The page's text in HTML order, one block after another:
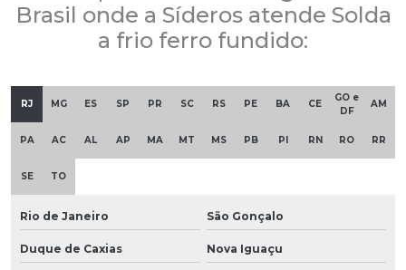
Brasil onde a Síderos atende Solda
a frio ferro fundido:
RJ MG ES SP PR SC RS PE BA CE
GO e
DF
AM
PA AC AL AP MA MT MS PB PI RN RO RR
SE TO
Rio de Janeiro São Gonçalo
Duque de Caxias Nova Iguaçu